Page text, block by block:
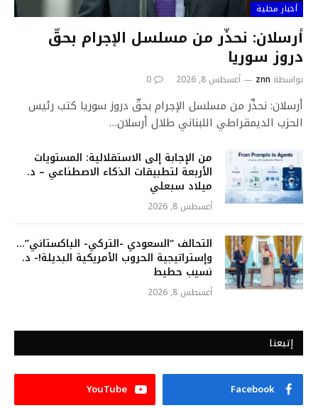
أخبار محلية
أرسلان: نحذّر من مسلسل الإجرام بحقّ
دروز سوريا
بواسطة znn أغسطس 8, 2026 0
أرسلان: نحذّر من مسلسل الإجرام بحقّ دروز سوريا كتب رئيس
الحزب الديمقراطي اللبناني طلال أرسلان…
من الإجابة إلى الاستقلالية: المستويات
الأربعة لتطبيقات الذكاء الاصطناعي – د.
ميلاد سبعلي
أغسطس 8, 2026
التحالف “السعودي -التركي- الباكستاني”…
وإستراتيجية الحروب الأمريكية البديلة!- د.
نسيب حطيط
أغسطس 8, 2026
إتبعنا
Facebook
YouTube